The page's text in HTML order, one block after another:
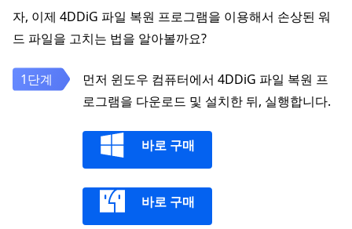
자, 이제 4DDiG 파일 복원 프로그램을 이용해서 손상된 워
드 파일을 고치는 법을 알아볼까요?
먼저 윈도우 컴퓨터에서 4DDiG 파일 복원 프
로그램을 다운로드 및 설치한 뒤, 실행합니다.
바로 구매
바로 구매